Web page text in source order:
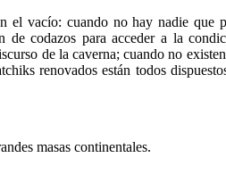
vacío: cuando no hay nadie que
codazos para acceder a la
de la caverna; cuando no
renovados están todos
masas continentales.